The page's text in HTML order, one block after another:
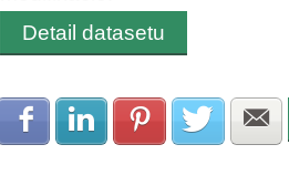
Detail datasetu
Zdielať na Facebook
Zdielať naZdielať na